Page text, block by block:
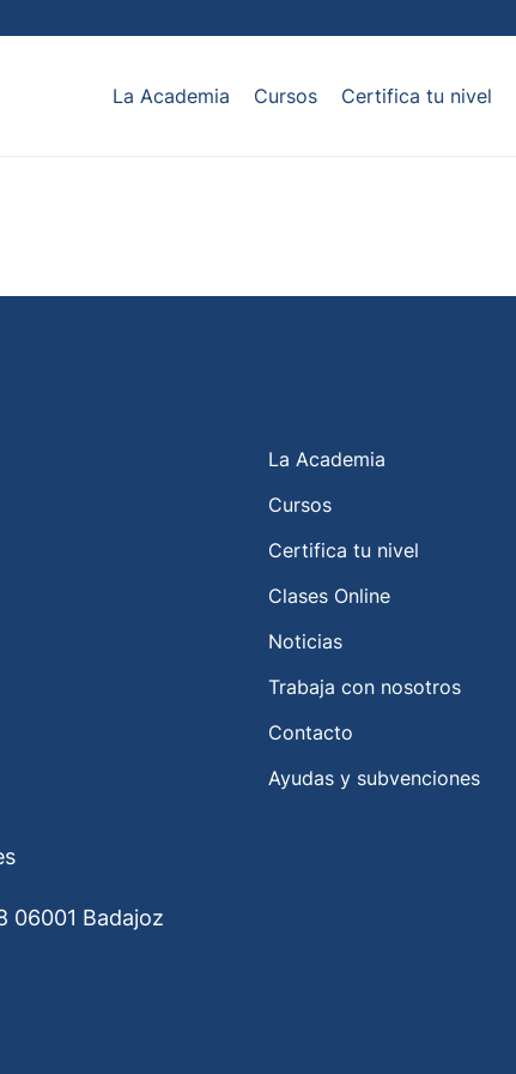
La Academia Cursos Certifica tu nivel
06001 Badajoz
La Academia
Cursos
Certifica tu nivel
Clases Online
Noticias
Trabaja con nosotros
Contacto
Ayudas y subvenciones